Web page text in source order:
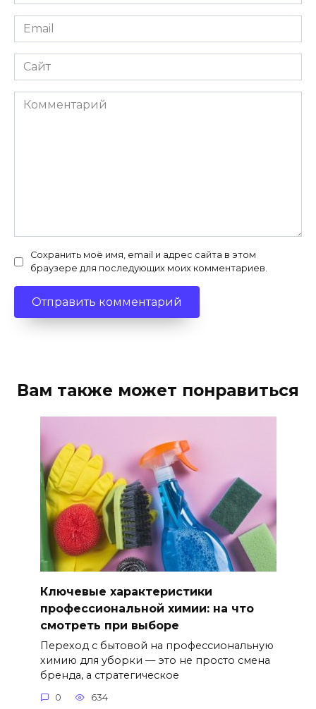
Email
Сайт
Комментарий
Сохранить моё имя, email и адрес сайта в этом
браузере для последующих моих комментариев.
Вам также может понравиться
Ключевые характеристики
профессиональной химии: на что
смотреть при выборе
Переход с бытовой на профессиональную
химию для уборки — это не просто смена
бренда, а стратегическое
0 634